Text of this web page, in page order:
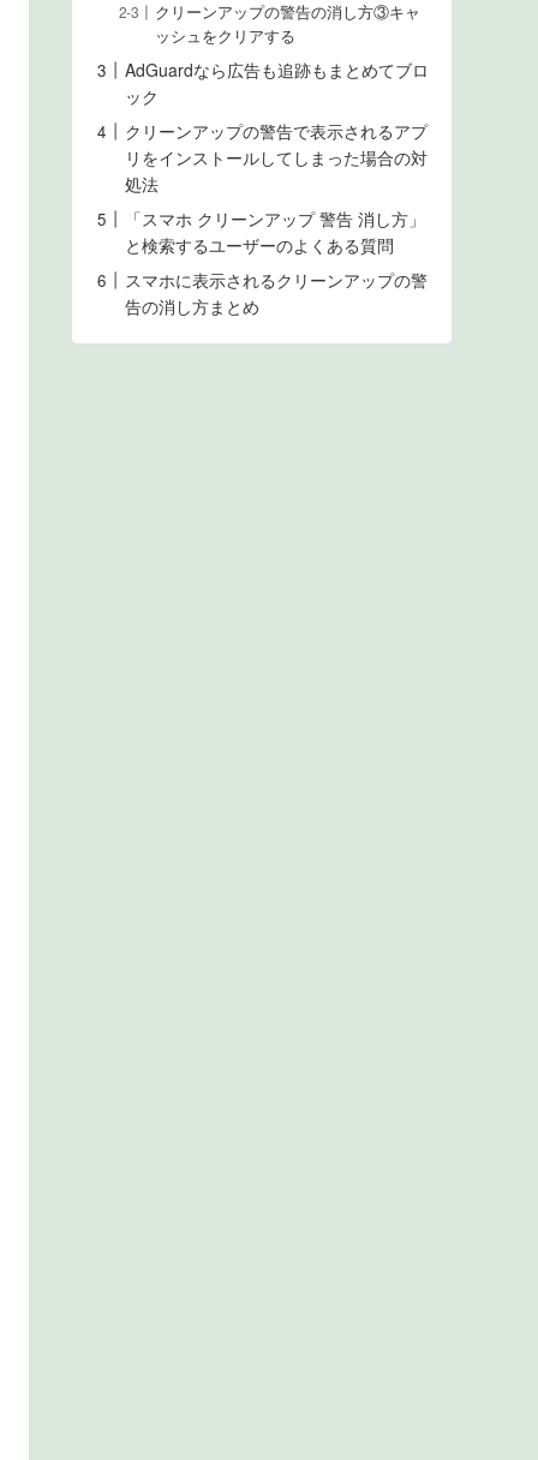
クリーンアップの警告の消し方③キャ
ッシュをクリアする
AdGuardなら広告も追跡もまとめてブロ
ック
クリーンアップの警告で表示されるアプ
リをインストールしてしまった場合の対
処法
「スマホ クリーンアップ 警告 消し方」
と検索するユーザーのよくある質問
スマホに表示されるクリーンアップの警
告の消し方まとめ